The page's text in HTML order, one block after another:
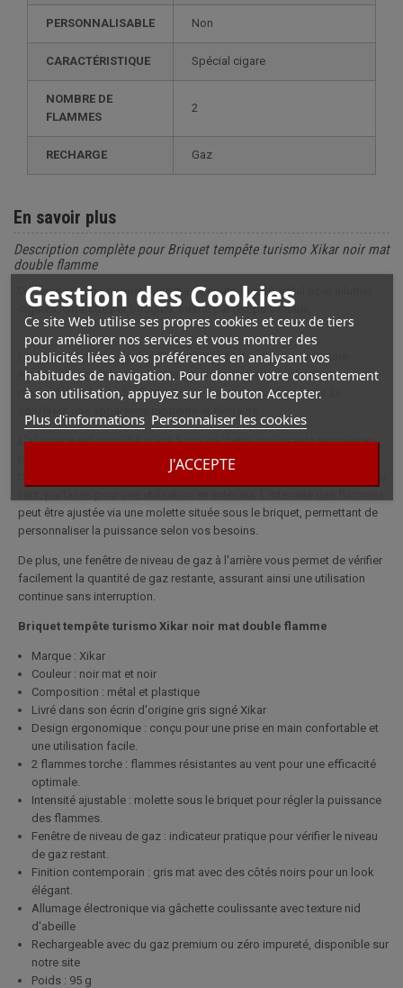
Gestion des Cookies
Ce site Web utilise ses propres cookies et ceux de tiers
pour améliorer nos services et vous montrer des
publicités liées à vos préférences en analysant vos
habitudes de navigation. Pour donner votre consentement
à son utilisation, appuyez sur le bouton Accepter.
Plus d'informations Personnaliser les cookies
J'ACCEPTE
PERSONNALISABLE non
CARACTÉRISTIQUE spécial cigare
NOMBRE DE
FLAMMES
2
RECHARGE gaz
En savoir plus
Description complète pour Briquet tempête turismo Xikar noir mat
double flamme
Découvrez notre briquet tempête de haute qualité, idéal pour allumer
cigares, cigarettes et bougies, même par temps venteux.
Le briquet Turismo Double Flamme Noir Mat est conçu avec une
ergonomie soignée pour une prise en main confortable et une
manipulation facile. Sa finition noire mate et ses côtés noirs lui
L'allumage est simplifié grâce à une gâchette coulissante texturée en
nid d'abeille, garantissant une utilisation intuitive et sécurisée. Ce
briquet est équipé de deux flammes torches puissantes, résistantes au
peut être ajustée via une molette située sous le briquet, permettant de
personnaliser la puissance selon vos besoins.
De plus, une fenêtre de niveau de gaz à l'arrière vous permet de vérifier
facilement la quantité de gaz restante, assurant ainsi une utilisation
continue sans interruption.
Briquet tempête turismo Xikar noir mat d ouble flamme
Marque : Xikar
Couleur : noir mat et noir
Composition : métal et plastique
Livré dans son écrin d'origine gris signé Xikar
Design ergonomique : conçu pour une prise en main confortable et
une utilisation facile.
2 flammes torche : flammes résistantes au vent pour une efficacité
optimale.
Intensité ajustable : molette sous le briquet pour régler la puissance
des flammes.
Fenêtre de niveau de gaz : indicateur pratique pour vérifier le niveau
de gaz restant.
Finition contemporain : gris mat avec des côtés noirs pour un look
élégant.
Allumage électronique via gâchette coulissante avec texture nid
d'abeille
Rechargeable avec du gaz premium ou zéro impureté, disponible sur
notre site
Poids : 95 g